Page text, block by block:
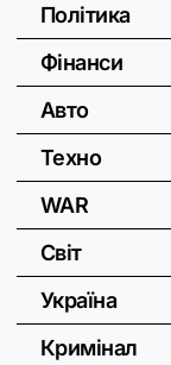
Політика
Фінанси
Авто
Техно
WAR
Світ
Україна
Кримінал